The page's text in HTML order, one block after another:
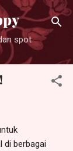
spot
di berbagai